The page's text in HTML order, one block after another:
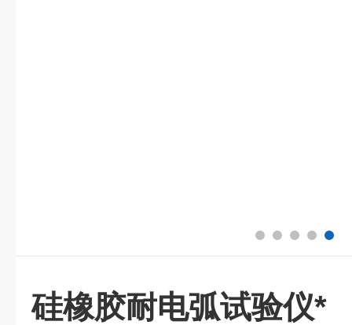
硅橡胶耐电弧试验仪*